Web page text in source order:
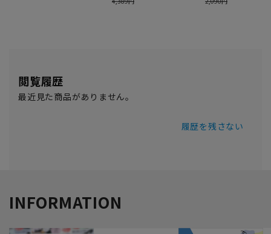
閲覧履歴
最近見た商品がありません。
履歴を残さない
INFORMATION